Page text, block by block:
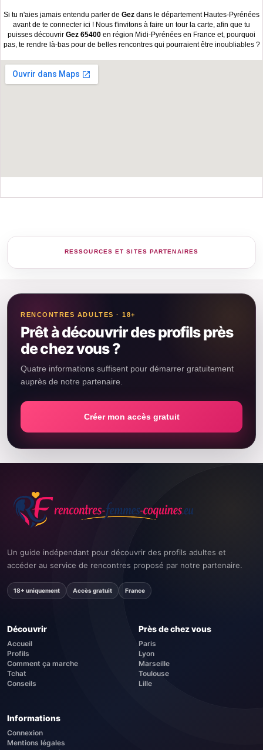
Si tu n'aies jamais entendu parler de Gez dans le département Hautes-Pyrénées
avant de te connecter ici ! Nous t'invitons à faire un tour la carte, afin que tu
puisses découvrir Gez 65400 en région Midi-Pyrénées en France et, pourquoi
pas, te rendre là-bas pour de belles rencontres qui pourraient être inoubliables ?
RENCONTRES ADULTES · 18+
Prêt à découvrir des profils près
de chez vous ?
Quatre informations suffisent pour démarrer gratuitement
auprès de notre partenaire.
Créer mon accès gratuit
Un guide indépendant pour découvrir des profils adultes et
accéder au service de rencontres proposé par notre partenaire.
18+ uniquement Accès gratuit France
Découvrir
Accueil
Profils
Comment ça marche
Tchat
Conseils
Près de chez vous
Paris
Lyon
Marseille
Toulouse
Lille
Informations
Connexion
Mentions légales